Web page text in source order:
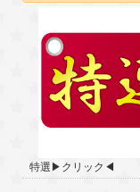
特選▶クリック◀